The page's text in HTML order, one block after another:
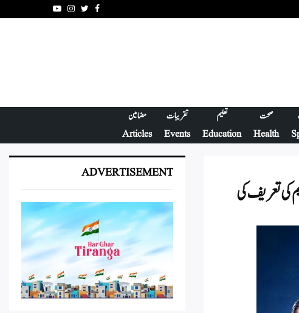
Facebook
Twitter
Instagram
Youtube
صحت
Health
تعلیم
Education
تقریبات
Events
مضامین
Articles
کی تعریف کی
ADVERTISEMENT